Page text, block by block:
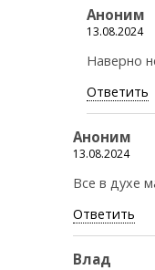
Аноним
13.08.2024
Наверно
Ответить
Аноним
13.08.2024
Все в духе
Ответить
Влад